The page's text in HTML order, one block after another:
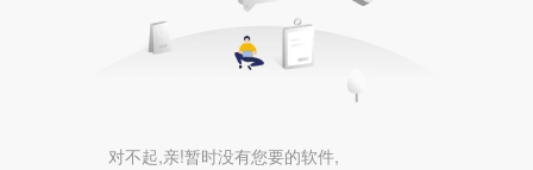
对不起,亲!暂时没有您要的软件,